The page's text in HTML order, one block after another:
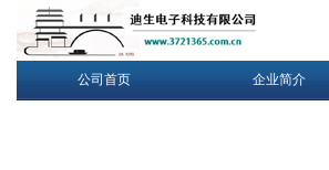
公司首页 企业简介